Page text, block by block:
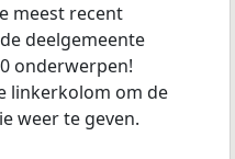
meest recent
deelgemeente
onderwerpen!
linkerkolom om de
weer te geven.